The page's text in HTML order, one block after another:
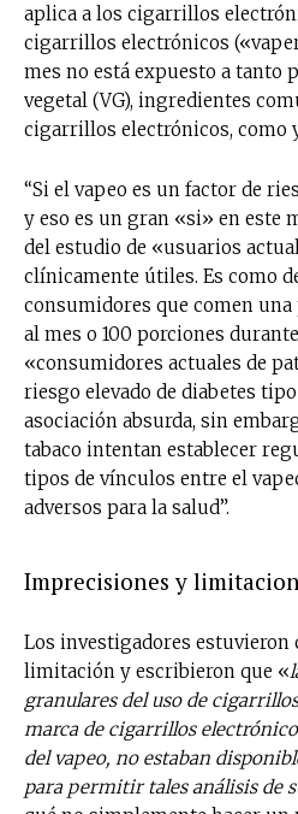
aplica a los cigarrillos
cigarrillos electrónicos
mes no está expuesto a
vegetal (VG), ingredientes
cigarrillos electrónicos, como
“Si el vapeo es un factor de
y eso es un gran «si» en este
del estudio de «usuarios
clínicamente útiles. Es como
consumidores que comen
al mes o 100 porciones
«consumidores actuales de
riesgo elevado de diabetes
asociación absurda, sin
tabaco intentan establecer
tipos de vínculos entre el
adversos para la salud”.
Imprecisiones y
Los investigadores estuvieron
limitación y escribieron que «
granulares del uso de
marca de cigarrillos
del vapeo, no estaban
para permitir tales análisis de